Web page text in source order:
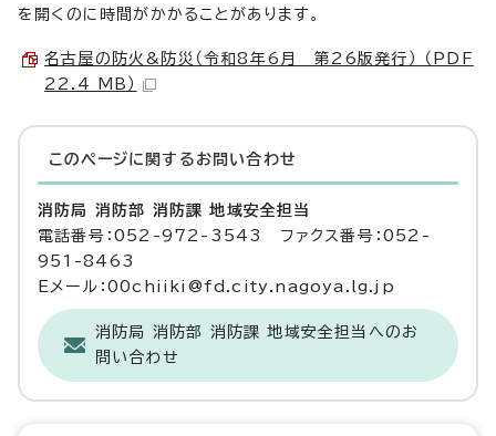
を開くのに時間がかかることがあります。
名古屋の防火&防災（令和8年6月 第26版発行） （PDF
22.4 MB）
このページに関する お問い合わせ
消防局 消防部 消防課 地域安全担当
電話番号：052-972-3543 ファクス番号：052-
951-8463
Eメール：00chiiki@fd.city.nagoya.lg.jp
消防局 消防部 消防課 地域安全担当へのお
問い合わせ